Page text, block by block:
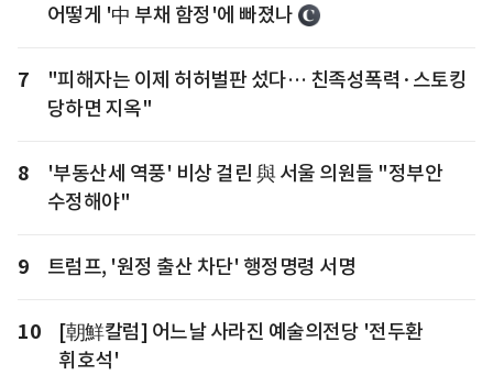
어떻게 '中 부채 함정'에 빠졌나
7
"피해자는 이제 허허벌판 섰다… 친족성폭력·스토킹
당하면 지옥"
8
'부동산세 역풍' 비상 걸린 與 서울 의원들 "정부안
수정해야"
9 트럼프, '원정 출산 차단' 행정명령 서명
10
[朝鮮칼럼] 어느날 사라진 예술의전당 '전두환
휘호석'